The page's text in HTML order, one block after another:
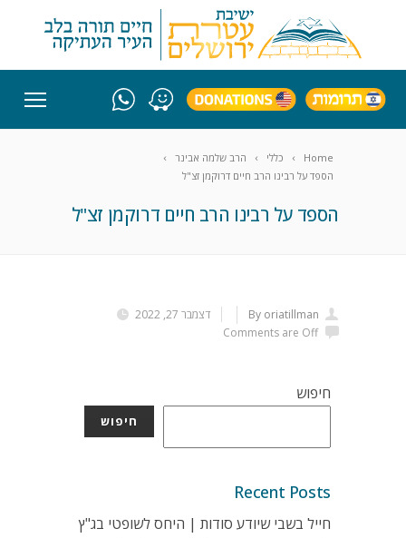
Home כללי
הרב שלמה אבינר
הספד על רבינו הרב חיים דרוקמן זצ"ל
הספד על רבינו הרב חיים דרוקמן זצ"ל
דצמבר 27, 2022
By oriatillman
Comments are Off
חיפוש
חיפוש
Recent Posts
חייל בשבי שיודע סודות | היחס לשופטי בג"ץ